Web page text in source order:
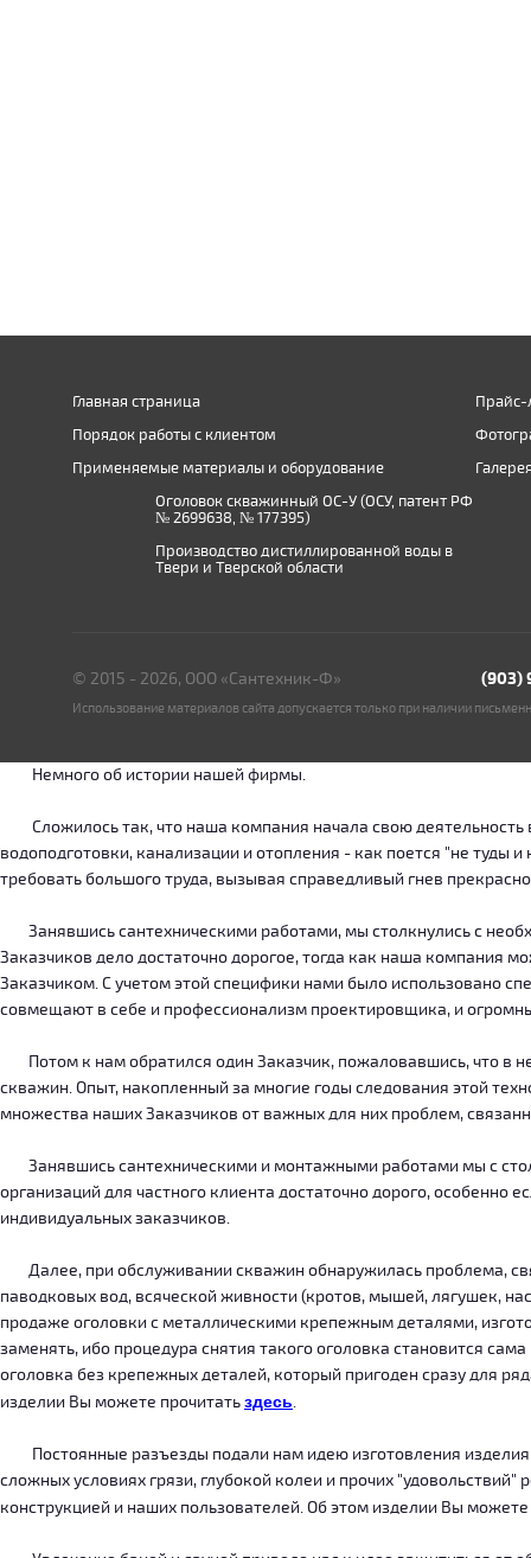
Главная страница
Порядок работы с клиентом
Применяемые материалы и оборудование
Прайс-
Оголовок скважинный ОС-У (ОСУ, патент РФ
№ 2699638, № 177395)
Производство дистиллированной воды в
Твери и Тверской области
© 2015 - 2026, ООО «Сантехник-Ф» (903)
Использование материалов сайта допускается только при наличии
Немного об истории нашей фирмы.
Сложилось так, что наша компания начала свою деятельность
водоподготовки, канализации и отопления - как поется "не
требовать большого труда, вызывая справедливый гнев
Занявшись сантехническими работами, мы столкнулись с
Заказчиков дело достаточно дорогое, тогда как наша компания
Заказчиком. С учетом этой специфики нами было использовано
совмещают в себе и профессионализм проектировщика, и
Потом к нам обратился один Заказчик, пожаловавшись, что в
скважин. Опыт, накопленный за многие годы следования этой
множества наших Заказчиков от важных для них проблем,
Занявшись сантехническими и монтажными работами мы с
организаций для частного клиента достаточно дорого, особенно
индивидуальных заказчиков.
Далее, при обслуживании скважин обнаружилась проблема,
паводковых вод, всяческой живности (кротов, мышей, лягушек,
продаже оголовки с металлическими крепежным деталями,
заменять, ибо процедура снятия такого оголовка становится
оголовка без крепежных деталей, который пригоден сразу для
изделии Вы можете прочитатьздесь.
Постоянные разъезды подали нам идею изготовления
сложных условиях грязи, глубокой колеи и прочих
конструкцией и наших пользователей. Об этом изделии Вы